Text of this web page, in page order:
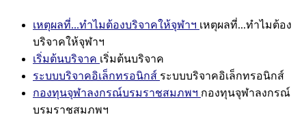
เหตุผลที่...ทำไมต้องบริจาคให้จุฬาฯ เหตุผลที่...ทำไมต้อง
บริจาคให้จุฬาฯ
เริ่มต้นบริจาค เริ่มต้นบริจาค
ระบบบริจาคอิเล็กทรอนิกส์ ระบบบริจาคอิเล็กทรอนิกส์
กองทุนจุฬาลงกรณ์บรมราชสมภพฯ กองทุนจุฬาลงกรณ์
บรมราชสมภพฯ